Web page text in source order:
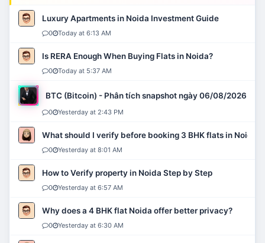
Luxury Apartments in Noida Investment Guide
0 Today at 6:13 AM
Is RERA Enough When Buying Flats in Noida?
0 Today at 5:37 AM
BTC (Bitcoin) - Phân tích snapshot ngày 06/08/2026
0 Yesterday at 2:43 PM
What should I verify before booking 3 BHK flats in Noida?
0 Yesterday at 8:01 AM
How to Verify property in Noida Step by Step
0 Yesterday at 6:57 AM
Why does a 4 BHK flat Noida offer better privacy?
0 Yesterday at 6:30 AM